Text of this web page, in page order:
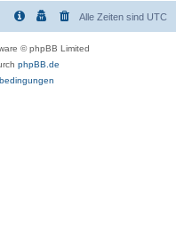
Alle Zeiten sind UTC
© phpBB Limited
phpBB.de